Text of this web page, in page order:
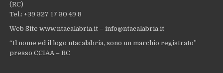
(RC)
Tel.: +39 327 17 30 49 8
Web Site www.ntacalabria.it – info@ntacalabria.it
“Il nome ed il logo ntacalabria, sono un marchio registrato”
presso CCIAA – RC